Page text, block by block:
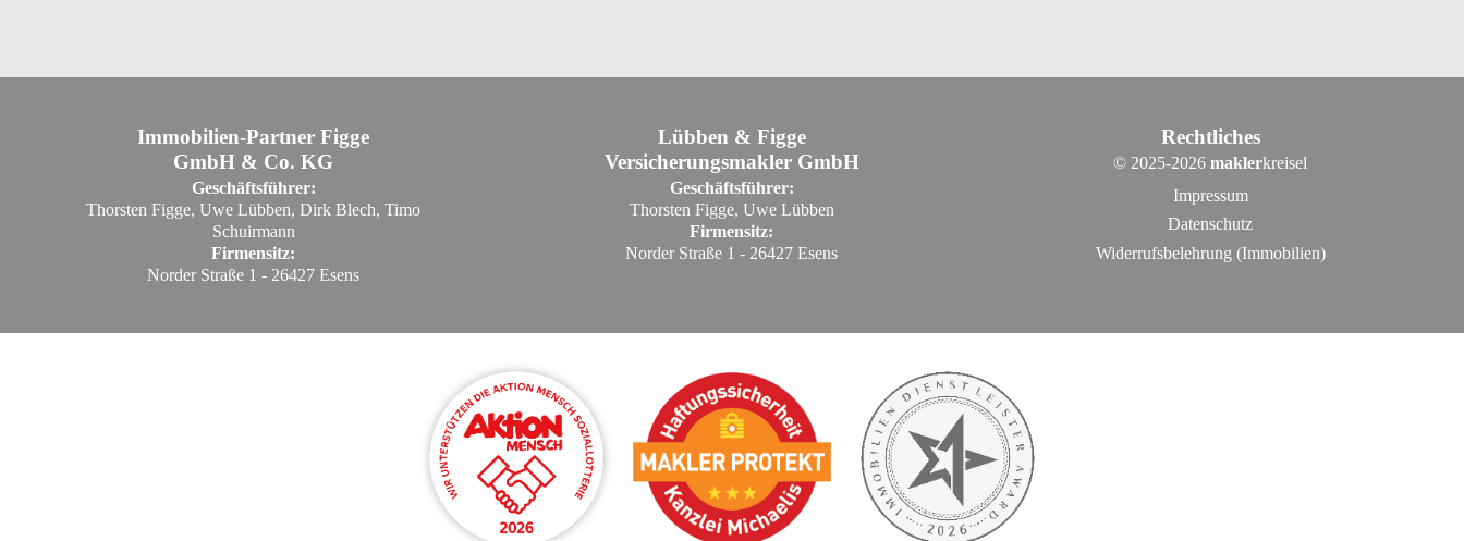
Immobilien-Partner Figge
GmbH & Co. KG
Geschäftsführer:
Thorsten Figge, Uwe Lübben, Dirk Blech, Timo
Schuirmann
Firmensitz:
Norder Straße 1 - 26427 Esens
Lübben & Figge
Versicherungsmakler GmbH
Geschäftsführer:
Thorsten Figge, Uwe Lübben
Firmensitz:
Norder Straße 1 - 26427 Esens
Rechtliches
© 2025-2026maklerkreisel
Impressum
Datenschutz
Widerrufsbelehrung (Immobilien)